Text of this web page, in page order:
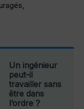
Un ingénieur
peut-il
travailler sans
être dans
l’ordre ?